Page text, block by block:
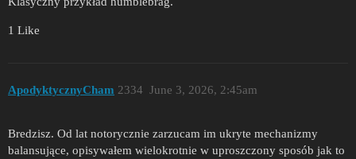
1 Like
ApodyktycznyCham June 3, 2026, 2:45am
2334
Bredzisz. Od lat notorycznie zarzucam im ukryte mechanizmy
balansujące, opisywałem wielokrotnie w uproszczony sposób jak to